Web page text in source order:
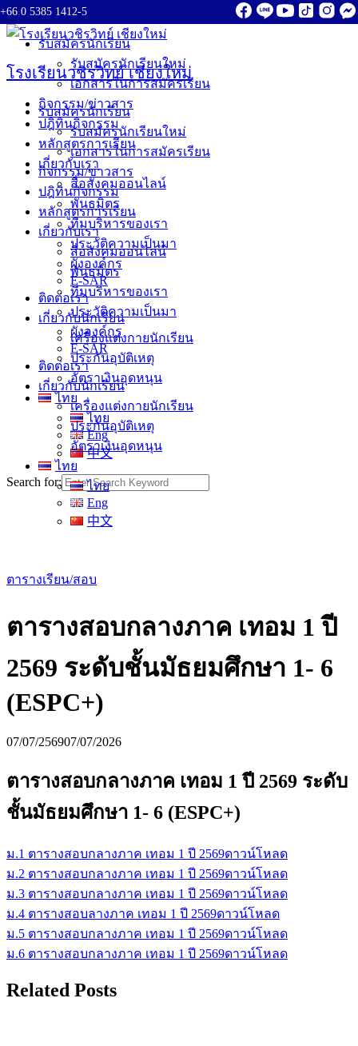
Skip to content
+66 0 5385 1412-5
โรงเรียนวชิรวิทย์ เชียงใหม่
รับสมัครนักเรียน
รับสมัครนักเรียนใหม่
เอกสารในการสมัครเรียน
กิจกรรม/ข่าวสาร
ปฎิทินกิจกรรม
หลักสูตรการเรียน
เกี่ยวกับเรา
สื่อสังคมออนไลน์
พันธมิตร
ทีมบริหารของเรา
ประวัติความเป็นมา
ผังองค์กร
E-SAR
ติดต่อเรา
เกี่ยวกับนักเรียน
เครื่องแต่งกายนักเรียน
ประกันอุบัติเหตุ
อัตราเงินอุดหนุน
ไทย
ไทย
Eng
中文
รับสมัครนักเรียน
รับสมัครนักเรียนใหม่
เอกสารในการสมัครเรียน
กิจกรรม/ข่าวสาร
ปฎิทินกิจกรรม
หลักสูตรการเรียน
เกี่ยวกับเรา
สื่อสังคมออนไลน์
พันธมิตร
ทีมบริหารของเรา
ประวัติความเป็นมา
ผังองค์กร
E-SAR
ติดต่อเรา
เกี่ยวกับนักเรียน
เครื่องแต่งกายนักเรียน
ประกันอุบัติเหตุ
อัตราเงินอุดหนุน
ไทย
ไทย
Eng
中文
Search for:
ตารางเรียน/สอบ
ตารางสอบกลางภาค เทอม 1 ปี
2569 ระดับชั้นมัธยมศึกษา 1- 6
(ESPC+)
07/07/256907/07/2026
ตารางสอบกลางภาค เทอม 1 ปี 2569 ระดับ
ชั้นมัธยมศึกษา 1- 6 (ESPC+)
ม.1 ตารางสอบกลางภาค เทอม 1 ปี 2569ดาวน์โหลด
ม.2 ตารางสอบกลางภาค เทอม 1 ปี 2569ดาวน์โหลด
ม.3 ตารางสอบกลางภาค เทอม 1 ปี 2569ดาวน์โหลด
ม.4 ตารางสอบลางภาค เทอม 1 ปี 2569ดาวน์โหลด
ม.5 ตารางสอบกลางภาค เทอม 1 ปี 2569ดาวน์โหลด
ม.6 ตารางสอบกลางภาค เทอม 1 ปี 2569ดาวน์โหลด
Related Posts